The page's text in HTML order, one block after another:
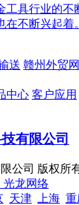
工具行业的
在不断兴起着
送 赣州外贸
中心 客户应用
公司 版权所
光龙网络
天津 上海 重